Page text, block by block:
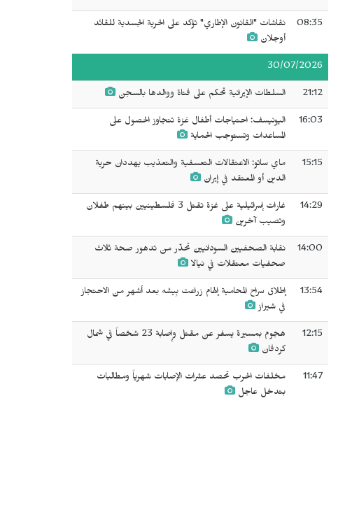
08:35
نقاشات "القانون الإطاري" تؤكد على الحرية الجسدية للقائد
أوجلان
30/07/2026
21:12 السلطات الإيرانية تحكم على فتاة ووالدها بالسجن
16:03
اليونيسف: احتياجات أطفال غزة تتجاوز الحصول على
المساعدات وتستوجب الحماية
15:15
ماي ساتو: الاعتقالات التعسفية والتعذيب يهددان حرية
الدين أو المعتقد في إيران
14:29
غارات إسرائيلية على غزة تقتل 3 فلسطينيين بينهم طفلان
وتصيب آخرين
14:00
نقابة الصحفيين السودانيين تحذّر من تدهور صحة ثلاث
صحفيات معتقلات في نيالا
13:54
إطلاق سراح المحامية إلهام زراعت بِيشه بعد أشهر من الاحتجاز
في شيراز
12:15
هجوم بمسيرة يسفر عن مقتل وإصابة 23 شخصاً في شمال
كردفان
11:47
مخلفات الحرب تحصد عشرات الإصابات شهرياً ومطالبات
بتدخل عاجل